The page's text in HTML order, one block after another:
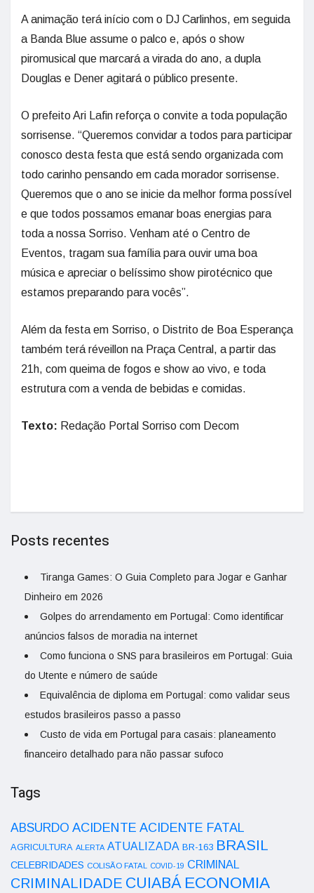
A animação terá início com o DJ Carlinhos, em seguida
a Banda Blue assume o palco e, após o show
piromusical que marcará a virada do ano, a dupla
Douglas e Dener agitará o público presente.
O prefeito Ari Lafin reforça o convite a toda população
sorrisense. “Queremos convidar a todos para participar
conosco desta festa que está sendo organizada com
todo carinho pensando em cada morador sorrisense.
Queremos que o ano se inicie da melhor forma possível
e que todos possamos emanar boas energias para
toda a nossa Sorriso. Venham até o Centro de
Eventos, tragam sua família para ouvir uma boa
música e apreciar o belíssimo show pirotécnico que
estamos preparando para vocês”.
Além da festa em Sorriso, o Distrito de Boa Esperança
também terá réveillon na Praça Central, a partir das
21h, com queima de fogos e show ao vivo, e toda
estrutura com a venda de bebidas e comidas.
Texto: Redação Portal Sorriso com Decom
Posts recentes
Tiranga Games: O Guia Completo para Jogar e Ganhar
Dinheiro em 2026
Golpes do arrendamento em Portugal: Como identificar
anúncios falsos de moradia na internet
Como funciona o SNS para brasileiros em Portugal: Guia
do Utente e número de saúde
Equivalência de diploma em Portugal: como validar seus
estudos brasileiros passo a passo
Custo de vida em Portugal para casais: planeamento
financeiro detalhado para não passar sufoco
Tags
ABSURDO ACIDENTE ACIDENTE FATAL
AGRICULTURA ALERTA ATUALIZADA BR-163 BRASIL
CELEBRIDADES COLISÃO FATAL COVID-19 CRIMINAL
CRIMINALIDADE CUIABÁ ECONOMIA